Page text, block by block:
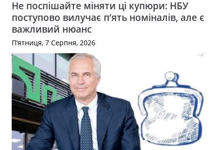
Не поспішайте міняти ці купюри: НБУ
поступово вилучає п’ять номіналів, але є
важливий нюанс
П’ятниця, 7 Серпня, 2026